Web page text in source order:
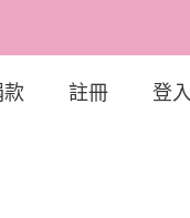
註冊 登入